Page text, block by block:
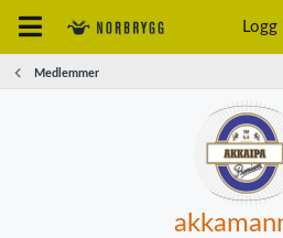
Logg
Medlemmer